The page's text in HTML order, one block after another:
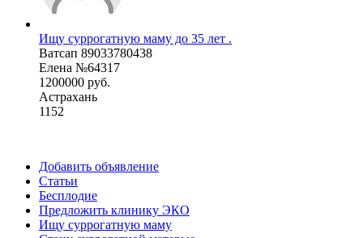
Ищу суррогатную маму до 35 лет .
Ватсап 89033780438
Елена №64317
1200000 руб.
Астрахань
1152
Добавить объявление
Статьи
Бесплодие
Предложить клинику ЭКО
Ищу суррогатную маму